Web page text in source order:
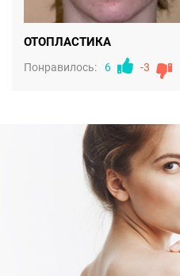
ОТОПЛАСТИКА
Понравилось: 6 -3